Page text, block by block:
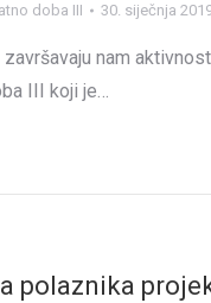
doba III 30. siječnja
nam
III koji je…
polaznika